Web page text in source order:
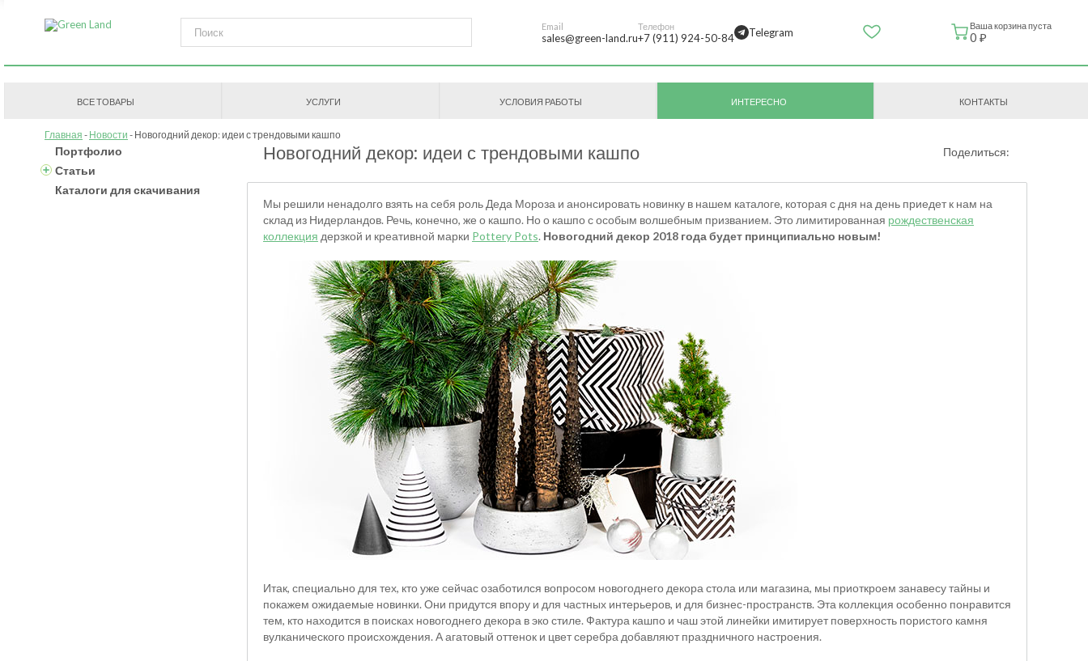
Email
sales@green-land.ru
Телефон
+7 (911) 924-50-84 Telegram Ваша корзина пуста
0 ₽
ВСЕ ТОВАРЫ УСЛУГИ УСЛОВИЯ РАБОТЫ ИНТЕРЕСНО КОНТАКТЫ
Главная Новости Новогодний декор: идеи с трендовыми кашпо
Портфолио
Статьи
Каталоги для скачивания
Поделиться:
Новогодний декор: идеи с трендовыми кашпо
Мы решили ненадолго взять на себя роль Деда Мороза и анонсировать новинку в нашем каталоге, которая с дня на день приедет к нам на
склад из Нидерландов. Речь, конечно, же о кашпо. Но о кашпо с особым волшебным призванием. Это лимитированная рождественская
коллекция дерзкой и креативной марки Pottery Pots. Новогодний декор 2018 года будет принципиально новым!
Итак, специально для тех, кто уже сейчас озаботился вопросом новогоднего декора стола или магазина, мы приоткроем занавесу тайны и
покажем ожидаемые новинки. Они придутся впору и для частных интерьеров, и для бизнес-пространств. Эта коллекция особенно понравится
тем, кто находится в поисках новогоднего декора в эко стиле. Фактура кашпо и чаш этой линейки имитирует поверхность пористого камня
вулканического происхождения. А агатовый оттенок и цвет серебра добавляют праздничного настроения.